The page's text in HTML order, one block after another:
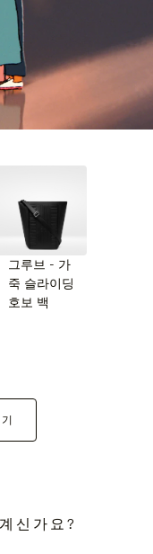
그루브 - 가
죽 슬라이딩
호보 백
신가요?